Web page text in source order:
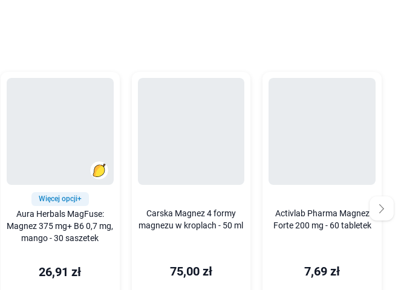
Więcej opcji+
Aura Herbals MagFuse:
Magnez 375 mg+ B6 0,7 mg,
mango - 30 saszetek
26,91 zł
Carska Magnez 4 formy
magnezu w kroplach - 50 ml
75,00 zł
Activlab Pharma Magnez
Forte 200 mg - 60 tabletek
7,69 zł